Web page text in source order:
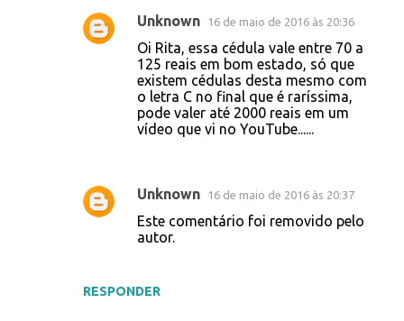
RESPONDER
Unknown 16 de maio de 2016 às 20:36
Oi Rita, essa cédula vale entre 70 a
125 reais em bom estado, só que
existem cédulas desta mesmo com
o letra C no final que é raríssima,
pode valer até 2000 reais em um
vídeo que vi no YouTube......
Unknown 16 de maio de 2016 às 20:37
Este comentário foi removido pelo
autor.